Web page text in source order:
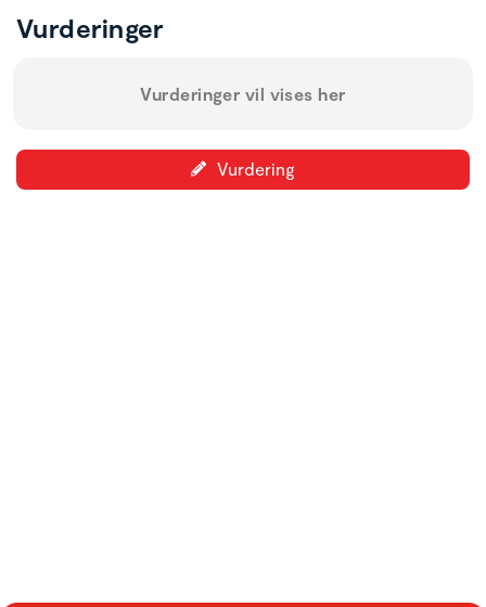
Vurderinger
Vurderinger vil vises her
Vurdering